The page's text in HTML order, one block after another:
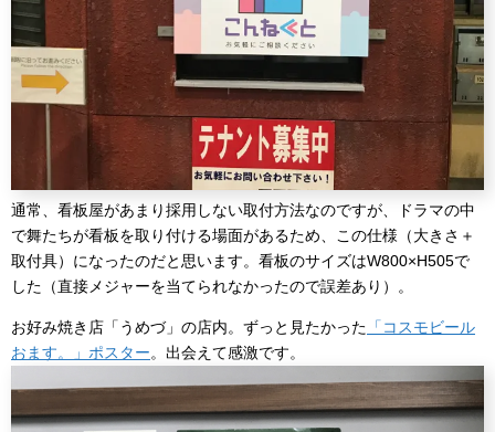
通常、看板屋があまり採用しない取付方法なのですが、ドラマの中
で舞たちが看板を取り付ける場面があるため、この仕様（大きさ＋
取付具）になったのだと思います。看板のサイズはW800×H505で
した（直接メジャーを当てられなかったので誤差あり）。
お好み焼き店「うめづ」の店内。ずっと見たかった 「コスモビール
おます。」ポスター。出会えて感激です。